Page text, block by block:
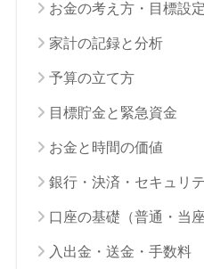
お金の考え方・目標設定
家計の記録と分析
予算の立て方
目標貯金と緊急資金
お金と時間の価値
銀行・決済・セキュリ
口座の基礎（普通・当
入出金・送金・手数料